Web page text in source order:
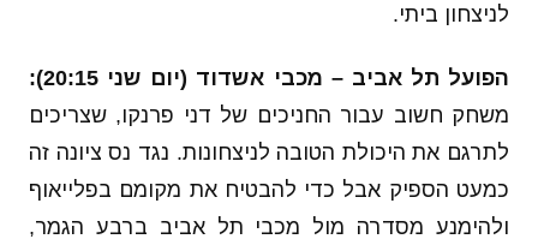
לניצחון ביתי.
הפועל תל אביב – מכבי אשדוד (יום שני 20:15):
משחק חשוב עבור החניכים של דני פרנקו, שצריכים
לתרגם את היכולת הטובה לניצחונות. נגד נס ציונה זה
כמעט הספיק אבל כדי להבטיח את מקומם בפלייאוף
ולהימנע מסדרה מול מכבי תל אביב ברבע הגמר,